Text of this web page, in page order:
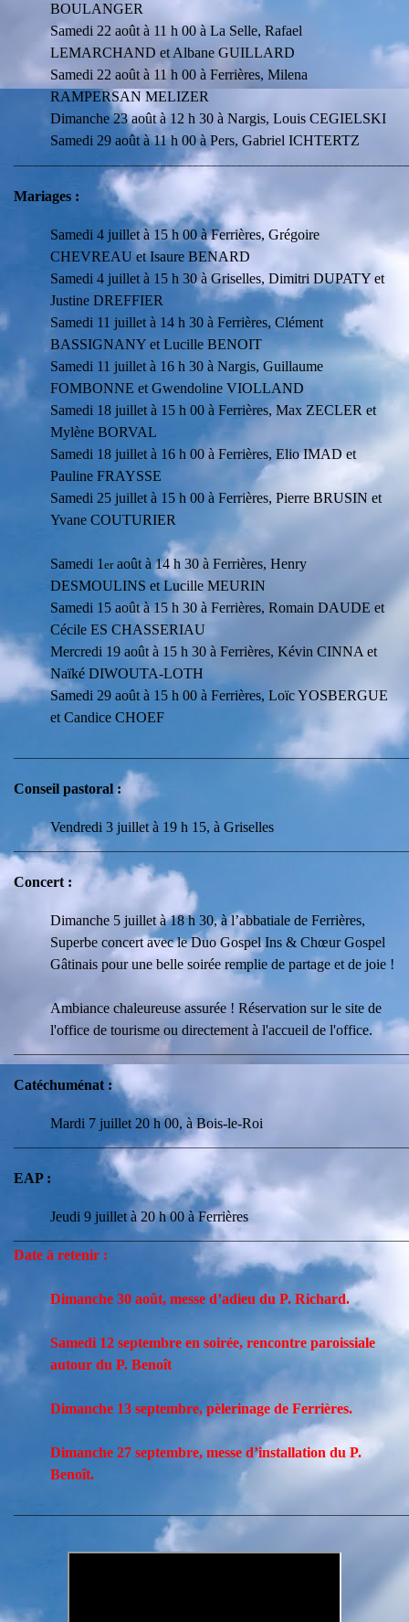
BOULANGER
Samedi 22 août à 11 h 00 à La Selle, Rafael
LEMARCHAND et Albane GUILLARD
Samedi 22 août à 11 h 00 à Ferrières, Milena
RAMPERSAN MELIZER
Dimanche 23 août à 12 h 30 à Nargis, Louis CEGIELSKI
Samedi 29 août à 11 h 00 à Pers, Gabriel ICHTERTZ
Mariages :
Samedi 4 juillet à 15 h 00 à Ferrières, Grégoire
CHEVREAU et Isaure BENARD
Samedi 4 juillet à 15 h 30 à Griselles, Dimitri DUPATY et
Justine DREFFIER
Samedi 11 juillet à 14 h 30 à Ferrières, Clément
BASSIGNANY et Lucille BENOIT
Samedi 11 juillet à 16 h 30 à Nargis, Guillaume
FOMBONNE et Gwendoline VIOLLAND
Samedi 18 juillet à 15 h 00 à Ferrières, Max ZECLER et
Mylène BORVAL
Samedi 18 juillet à 16 h 00 à Ferrières, Elio IMAD et
Pauline FRAYSSE
Samedi 25 juillet à 15 h 00 à Ferrières, Pierre BRUSIN et
Yvane COUTURIER
Samedi 1 eraoût à 14 h 30 à Ferrières, Henry
DESMOULINS et Lucille MEURIN
Samedi 15 août à 15 h 30 à Ferrières, Romain DAUDE et
Cécile ES CHASSERIAU
Mercredi 19 août à 15 h 30 à Ferrières, Kévin CINNA et
Naïké DIWOUTA-LOTH
Samedi 29 août à 15 h 00 à Ferrières, Loïc YOSBERGUE
et Candice CHOEF
Conseil pastoral :
Vendredi 3 juillet à 19 h 15, à Griselles
Concert :
Dimanche 5 juillet à 18 h 30, à l’abbatiale de Ferrières,
Superbe concert avec le Duo Gospel Ins & Chœur Gospel
Gâtinais pour une belle soirée remplie de partage et de joie !
Ambiance chaleureuse assurée ! Réservation sur le site de
l'office de tourisme ou directement à l'accueil de l'office.
Catéchuménat :
Mardi 7 juillet 20 h 00, à Bois-le-Roi
EAP :
Jeudi 9 juillet à 20 h 00 à Ferrières
Date à retenir :
Dimanche 30 août, messe d’adieu du P. Richard.
Samedi 12 septembre en soirée, rencontre paroissiale
autour du P. Benoît
Dimanche 13 septembre, pèlerinage de Ferrières.
Dimanche 27 septembre, messe d’installation du P.
Benoît.